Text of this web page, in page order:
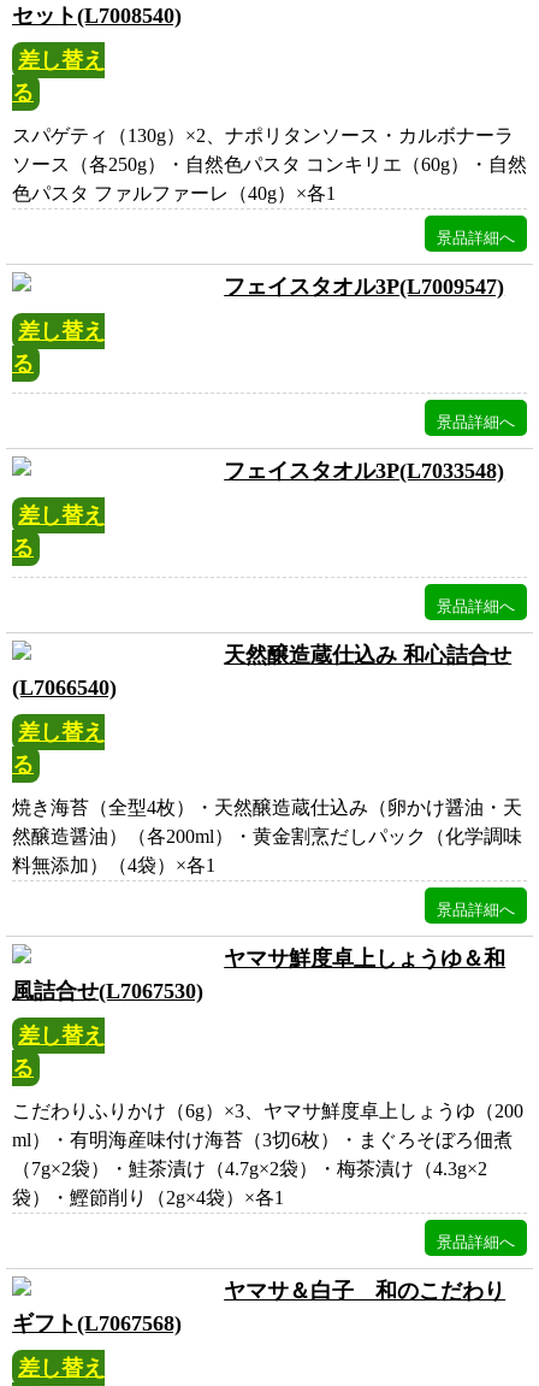
セット(L7008540)
差し替え
る
スパゲティ（130g）×2、ナポリタンソース・カルボナーラ
ソース（各250g）・自然色パスタ コンキリエ（60g）・自然
色パスタ ファルファーレ（40g）×各1
フェイスタオル3P(L7009547)
差し替え
る
フェイスタオル3P(L7033548)
差し替え
る
天然醸造蔵仕込み 和心詰合せ
(L7066540)
差し替え
る
焼き海苔（全型4枚）・天然醸造蔵仕込み（卵かけ醤油・天
然醸造醤油）（各200ml）・黄金割烹だしパック（化学調味
料無添加）（4袋）×各1
ヤマサ鮮度卓上しょうゆ＆和
風詰合せ(L7067530)
差し替え
る
こだわりふりかけ（6g）×3、ヤマサ鮮度卓上しょうゆ（200
ml）・有明海産味付け海苔（3切6枚）・まぐろそぼろ佃煮
（7g×2袋）・鮭茶漬け（4.7g×2袋）・梅茶漬け（4.3g×2
袋）・鰹節削り（2g×4袋）×各1
ヤマサ＆白子 和のこだわり
ギフト(L7067568)
差し替え